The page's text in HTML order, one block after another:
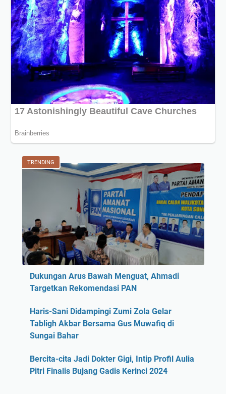
TRENDING
Dukungan Arus Bawah Menguat, Ahmadi
Targetkan Rekomendasi PAN
Haris-Sani Didampingi Zumi Zola Gelar
Tabligh Akbar Bersama Gus Muwafiq di
Sungai Bahar
Bercita-cita Jadi Dokter Gigi, Intip Profil Aulia
Pitri Finalis Bujang Gadis Kerinci 2024